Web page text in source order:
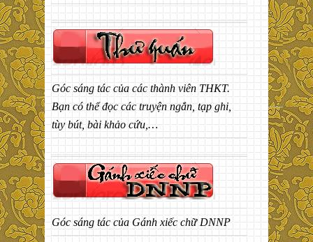
Góc sáng tác của các thành viên THKT.
Bạn có thể đọc các truyện ngắn, tạp ghi,
tùy bút, bài khảo cứu,…
Góc sáng tác của Gánh xiếc chữ DNNP